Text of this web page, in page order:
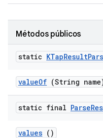
Métodos públicos
static KTapResult
valueOf (String
static final Parse
values ()